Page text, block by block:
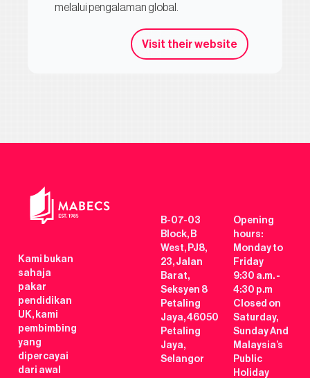
melalui pengalaman global.
Visit their website
Kami bukan
sahaja
pakar
pendidikan
UK, kami
pembimbing
yang
dipercayai
dari awal
B-07-03
Block, B
West, PJ8,
23, Jalan
Barat,
Seksyen 8
Petaling
Jaya, 46050
Petaling
Jaya,
Selangor
Opening
hours:
Monday to
Friday
9:30 a.m. -
4:30 p.m
Closed on
Saturday,
Sunday And
Malaysia’s
Public
Holiday